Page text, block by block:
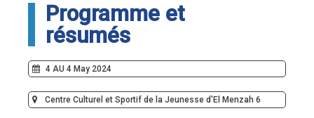
Programme et
résumés
4 AU 4 May 2024
Centre Culturel et Sportif de la Jeunesse d'El Menzah 6